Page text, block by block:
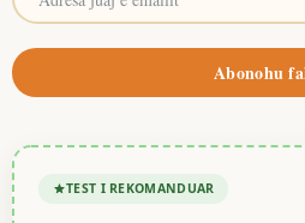
Abonohu
TEST I REKOMANDUAR